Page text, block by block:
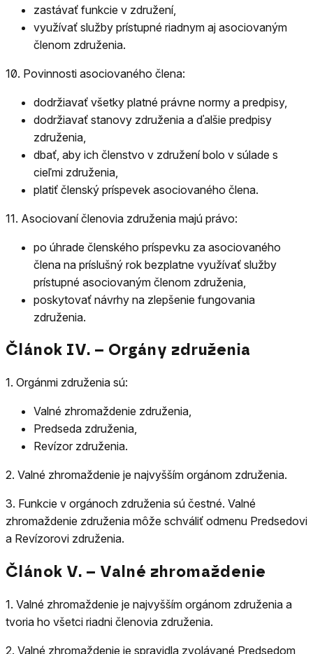
zastávať funkcie v združení,
využívať služby prístupné riadnym aj asociovaným
členom združenia.
10. Povinnosti asociovaného člena:
dodržiavať všetky platné právne normy a predpisy,
dodržiavať stanovy združenia a ďalšie predpisy
združenia,
dbať, aby ich členstvo v združení bolo v súlade s
cieľmi združenia,
platiť členský príspevek asociovaného člena.
11. Asociovaní členovia združenia majú právo:
po úhrade členského príspevku za asociovaného
člena na príslušný rok bezplatne využívať služby
prístupné asociovaným členom združenia,
poskytovať návrhy na zlepšenie fungovania
združenia.
Článok IV. – Orgány združenia
1. Orgánmi združenia sú:
Valné zhromaždenie združenia,
Predseda združenia,
Revízor združenia.
2. Valné zhromaždenie je najvyšším orgánom združenia.
3. Funkcie v orgánoch združenia sú čestné. Valné
zhromaždenie združenia môže schváliť odmenu Predsedovi
a Revízorovi združenia.
Článok V. – Valné zhromaždenie
1. Valné zhromaždenie je najvyšším orgánom združenia a
tvoria ho všetci riadni členovia združenia.
2. Valné zhromaždenie je spravidla zvolávané Predsedom